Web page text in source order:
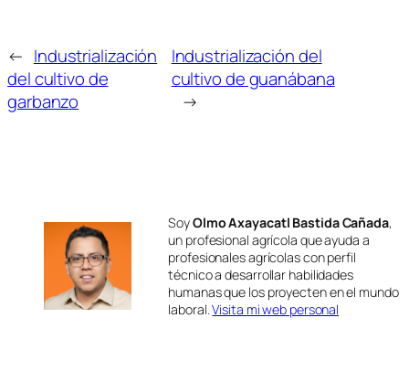
← Industrialización
del cultivo de
garbanzo
Industrialización del
cultivo de guanábana
→
SoyOlmo Axayacatl Bastida Cañada,
un profesional agrícola que ayuda a
profesionales agrícolas con perfil
técnico a desarrollar habilidades
humanas que los proyecten en el mundo
laboral.Visita mi web personal